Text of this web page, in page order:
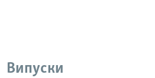
Випуски